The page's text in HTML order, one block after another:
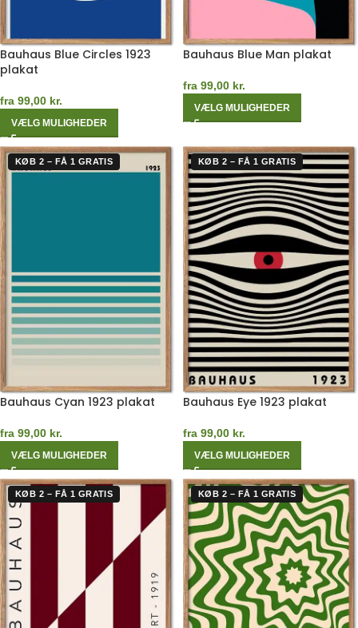
Bauhaus Blue Circles 1923
plakat
fra 99,00 kr.
VÆLG MULIGHEDER
Bauhaus Blue Man plakat
fra 99,00 kr.
VÆLG MULIGHEDER
KØB 2 – FÅ 1 GRATIS
Bauhaus Cyan 1923 plakat
fra 99,00 kr.
VÆLG MULIGHEDER
KØB 2 – FÅ 1 GRATIS
Bauhaus Eye 1923 plakat
fra 99,00 kr.
VÆLG MULIGHEDER
KØB 2 – FÅ 1 GRATIS KØB 2 – FÅ 1 GRATIS